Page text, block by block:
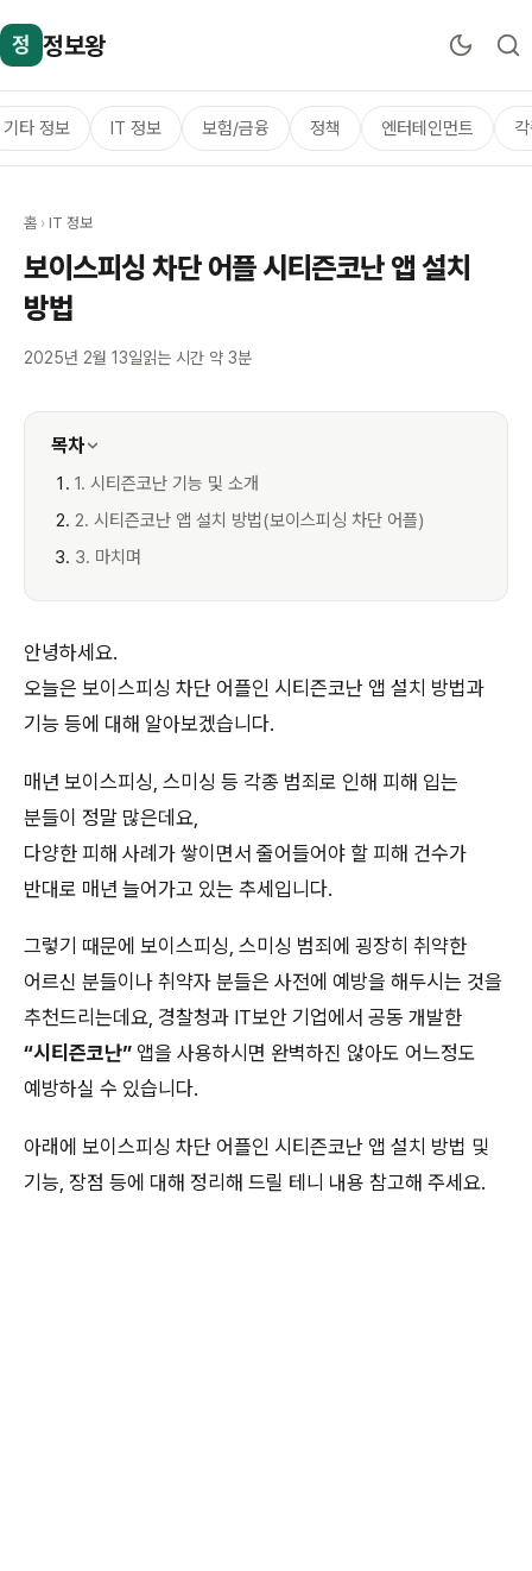
정 정보왕
기타 정보 IT 정보 보험/금융 정책 엔터테인먼트
홈 › IT 정보
보이스피싱 차단 어플 시티즌코난 앱 설치
방법
2025년 2월 13일읽는 시간 약 3분
목차
1. 시티즌코난 기능 및 소개
2. 시티즌코난 앱 설치 방법(보이스피싱 차단 어플)
3. 마치며
안녕하세요.
오늘은 보이스피싱 차단 어플인 시티즌코난 앱 설치 방법과
기능 등에 대해 알아보겠습니다.
매년 보이스피싱, 스미싱 등 각종 범죄로 인해 피해 입는
분들이 정말 많은데요,
다양한 피해 사례가 쌓이면서 줄어들어야 할 피해 건수가
반대로 매년 늘어가고 있는 추세입니다.
그렇기 때문에 보이스피싱, 스미싱 범죄에 굉장히 취약한
어르신 분들이나 취약자 분들은 사전에 예방을 해두시는 것을
추천드리는데요, 경찰청과 IT보안 기업에서 공동 개발한
“시티즌코난” 앱을 사용하시면 완벽하진 않아도 어느정도
예방하실 수 있습니다.
아래에 보이스피싱 차단 어플인 시티즌코난 앱 설치 방법 및
기능, 장점 등에 대해 정리해 드릴 테니 내용 참고해 주세요.